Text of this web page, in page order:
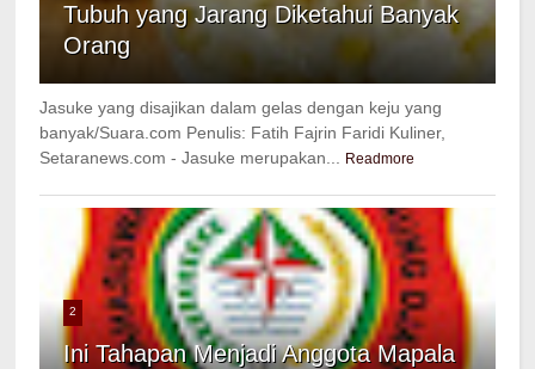
Tubuh yang Jarang Diketahui Banyak
Orang
Jasuke yang disajikan dalam gelas dengan keju yang
banyak/Suara.com Penulis: Fatih Fajrin Faridi Kuliner,
Setaranews.com - Jasuke merupakan...
Readmore
2
Ini Tahapan Menjadi Anggota Mapala